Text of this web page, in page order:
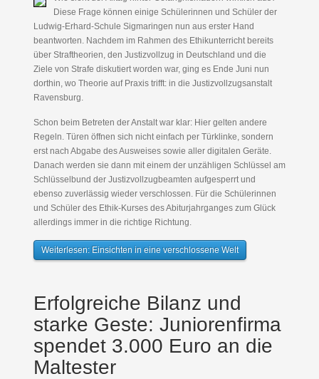
Diese Frage können einige Schülerinnen und Schüler der
Ludwig-Erhard-Schule Sigmaringen nun aus erster Hand
beantworten. Nachdem im Rahmen des Ethikunterricht bereits
über Straftheorien, den Justizvollzug in Deutschland und die
Ziele von Strafe diskutiert worden war, ging es Ende Juni nun
dorthin, wo Theorie auf Praxis trifft: in die Justizvollzugsanstalt
Ravensburg.
Schon beim Betreten der Anstalt war klar: Hier gelten andere
Regeln. Türen öffnen sich nicht einfach per Türklinke, sondern
erst nach Abgabe des Ausweises sowie aller digitalen Geräte.
Danach werden sie dann mit einem der unzähligen Schlüssel am
Schlüsselbund der Justizvollzugbeamten aufgesperrt und
ebenso zuverlässig wieder verschlossen. Für die Schülerinnen
und Schüler des Ethik-Kurses des Abiturjahrganges zum Glück
allerdings immer in die richtige Richtung.
Weiterlesen: Einsichten in eine verschlossene Welt
Erfolgreiche Bilanz und
starke Geste: Juniorenfirma
spendet 3.000 Euro an die
Maltester